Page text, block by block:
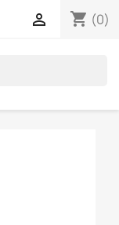
shopping_cart (0)
